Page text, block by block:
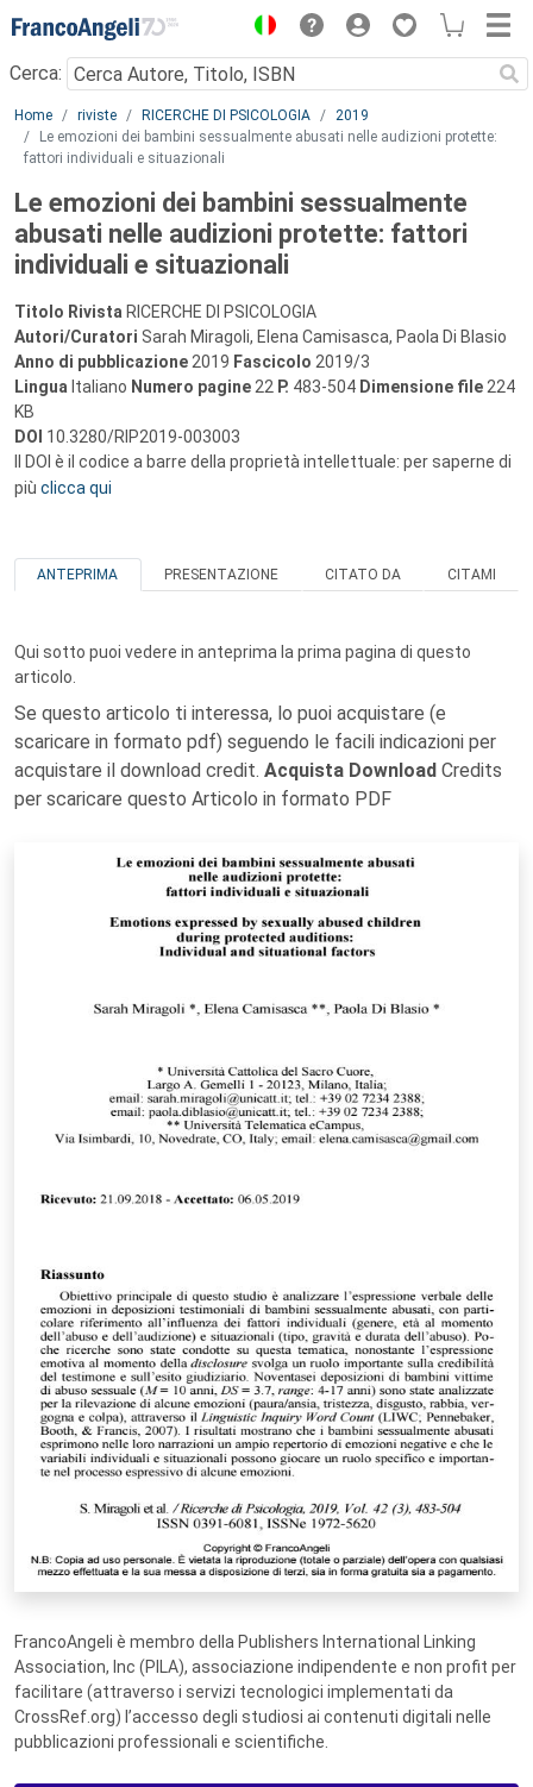
Menu
Cerca:
Main content
Home riviste RICERCHE DI PSICOLOGIA
2019
Le emozioni dei bambini sessualmente abusati nelle audizioni protette:
fattori individuali e situazionali
Le emozioni dei bambini sessualmente
abusati nelle audizioni protette: fattori
individuali e situazionali
Titolo Rivista RICERCHE DI PSICOLOGIA
Autori/Curatori Sarah Miragoli, Elena Camisasca, Paola Di Blasio
Anno di pubblicazione 2019 Fascicolo 2019/3
Lingua Italiano Numero pagine 22 P. 483-504 Dimensione file 224
KB
DOI 10.3280/RIP2019-003003
Il DOI è il codice a barre della proprietà intellettuale: per saperne di
più clicca qui
ANTEPRIMA PRESENTAZIONE CITATO DA CITAMI
Qui sotto puoi vedere in anteprima la prima pagina di questo
articolo.
Se questo articolo ti interessa, lo puoi acquistare (e
scaricare in formato pdf) seguendo le facili indicazioni per
acquistare il download credit. Acquista Download Credits
per scaricare questo Articolo in formato PDF
FrancoAngeli è membro della Publishers International Linking
Association, Inc (PILA), associazione indipendente e non profit per
facilitare (attraverso i servizi tecnologici implementati da
CrossRef.org) l’accesso degli studiosi ai contenuti digitali nelle
pubblicazioni professionali e scientifiche.